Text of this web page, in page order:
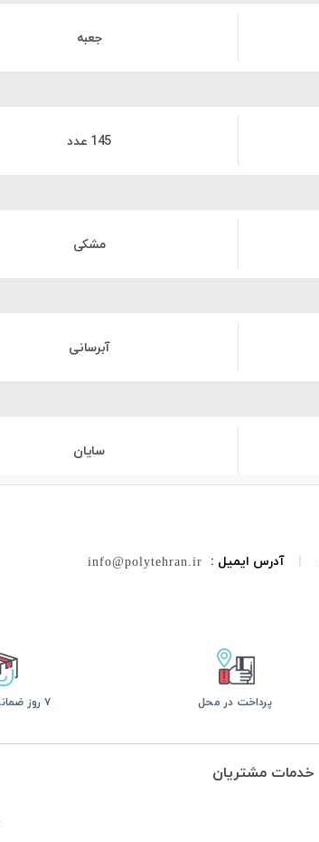
جعبه
145 عدد
مشکی
آبرسانی
سایان
آدرس ایمیل : info@polytehran.ir
پرداخت در محل ۷ روز ضمانت بازگشت
خدمات مشتریان